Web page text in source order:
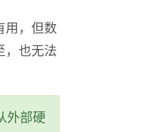
用，但数
，也无法
外部硬